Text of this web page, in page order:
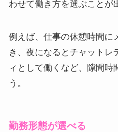
わせて働き方を選ぶことが
例えば、仕事の休憩時間に
き、夜になるとチャットレ
ィとして働くなど、隙間時
う。
勤務形態が選べる